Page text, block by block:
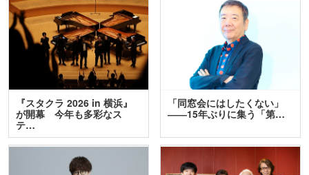
『スタクラ 2026 in 横浜』
が開幕 今年も多彩なス
テ…
「同窓会にはしたくない」
――15年ぶりに集う「第…